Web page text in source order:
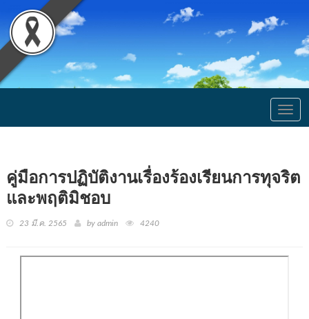
คู่มือการปฏิบัติงานเรื่องร้องเรียนการทุจริต
และพฤติมิชอบ
23 มี.ค. 2565 by admin 4240